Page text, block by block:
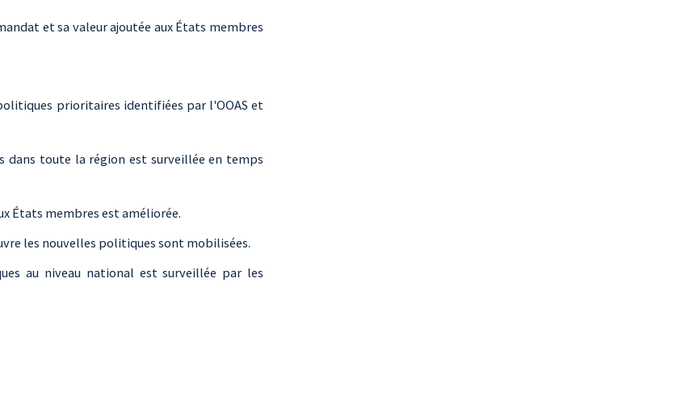
et sa valeur ajoutée aux États membres
prioritaires identifiées par l'OOAS et
dans toute la région est surveillée en temps
États membres est améliorée.
les nouvelles politiques sont mobilisées.
au niveau national est surveillée par les